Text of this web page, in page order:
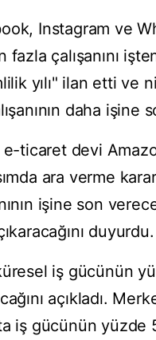
Instagram ve
fazla çalışanını
yılı" ilan etti ve
daha
e-ticaret devi
ara verme
işine son
duyurdu.
iş gücünün
açıkladı.
iş gücünün yüzde